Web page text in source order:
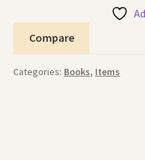
قصص
أكسفورد
quantity
Compare
Categories: Books, Items